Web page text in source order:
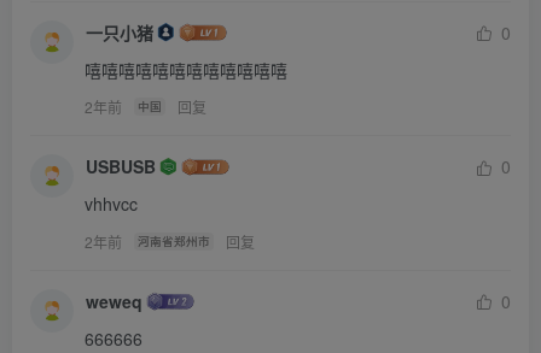
会烧到自己的身上。四丫头吓得抽泣了起来。
“还有脸哭？”二爷怒气冲冲地朝着四丫头吼了起来，
“拿家法来！”三丫头连滚带爬取来竹鞭。这竹鞭长约50厘
有一天二爷信步竹林，看到几根裁下的竹子，随手取了一
截，轻轻抽打着跟随的二丫头，发现这竹子还使得挺顺手
的。于是二爷将竹子搁在书桌上，闲时削一削，打磨打磨，
还给竹子的一头密密地缠上了红线。几个丫头都怕二爷这竹
鞭，打在屁股上，一鞭子就是一道紫檩子。三丫头捧着竹
一只小猪
0
嘻嘻嘻嘻嘻嘻嘻嘻嘻嘻嘻嘻
2年前 中国 回复
USBUSB
0
vhhvcc
2年前 河南省郑州市 回复
weweq
0
666666